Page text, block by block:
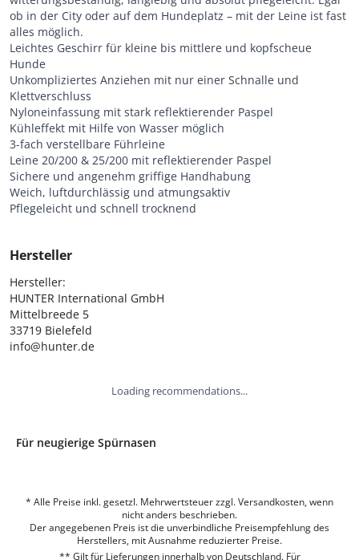
ob in der City oder auf dem Hundeplatz – mit der Leine ist fast
alles möglich.
Leichtes Geschirr für kleine bis mittlere und kopfscheue
Hunde
Unkompliziertes Anziehen mit nur einer Schnalle und
Klettverschluss
Nyloneinfassung mit stark reflektierender Paspel
Kühleffekt mit Hilfe von Wasser möglich
3-fach verstellbare Führleine
Leine 20/200 & 25/200 mit reflektierender Paspel
Sichere und angenehm griffige Handhabung
Weich, luftdurchlässig und atmungsaktiv
Pflegeleicht und schnell trocknend
Hersteller
Hersteller:
HUNTER International GmbH
Mittelbreede 5
33719 Bielefeld
info@hunter.de
Loading recommendations...
Für neugierige Spürnasen
* Alle Preise inkl. gesetzl. Mehrwertsteuer zzgl. Versandkosten, wenn
nicht anders beschrieben.
Der angegebenen Preis ist die unverbindliche Preisempfehlung des
Herstellers, mit Ausnahme reduzierter Preise.
** Gilt für Lieferungen innerhalb von Deutschland. Für